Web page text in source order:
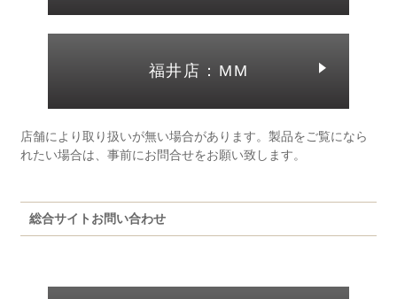
福井店：MM
店舗により取り扱いが無い場合があります。製品をご覧になら
れたい場合は、事前にお問合せをお願い致します。
総合サイトお問い合わせ